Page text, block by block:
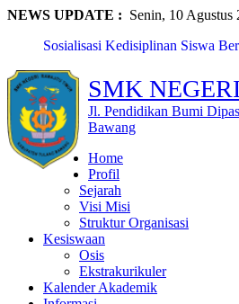
NEWS UPDATE :
Sosialisasi Kedisiplinan Siswa
SMKN Rawajitu Timur
Lomba ...
SMKN Rawajitu Timur Peringati
Upac...
Eka Nur Maya Sari, Siswi SMKN
Pengharga...
Naila Anzalika Azzahra, Siswi
Pres...
SMKN Rawajitu Timur Borong
PAI T...
SMKN Rawajitu Timur Peringati
Akhlak N...
Kunjungan Pembinaan PTK oleh
Pendidikan Pr...
Senin, 10
SMK
Jl. Pendidikan Bumi
Bawang
Home
Profil
Sejarah
Visi Misi
Struktur Organisasi
Kesiswaan
Osis
Ekstrakurikuler
Kalender Akademik